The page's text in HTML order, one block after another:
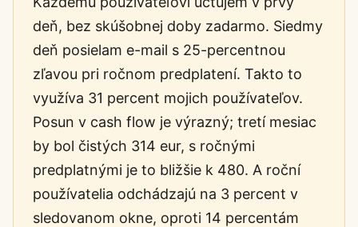
deň, bez skúšobnej doby zadarmo. Siedmy
deň posielam e-mail s 25-percentnou
zľavou pri ročnom predplatení. Takto to
využíva 31 percent mojich používateľov.
Posun v cash flow je výrazný; tretí mesiac
by bol čistých 314 eur, s ročnými
predplatnými je to bližšie k 480. A roční
používatelia odchádzajú na 3 percent v
sledovanom okne, oproti 14 percentám